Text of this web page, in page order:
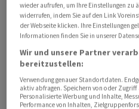
Von den Experten der
spiegele wie kein anderes
Phantasie im
entsprechend würden
Überraschungen bei den
in diesem für den
wieder aufrufen, um Ihre Einstellungen zu
widerrufen, indem Sie auf den Link
der Webseite klicken. Ihre Einstellungen
Informationen finden Sie in unserer
Wir und unsere Partner
bereitzustellen:
Verwendung genauer Standortdaten.
aktiv abfragen. Speichern von oder
Personalisierte Werbung und Inhalte,
Performance von Inhalten,